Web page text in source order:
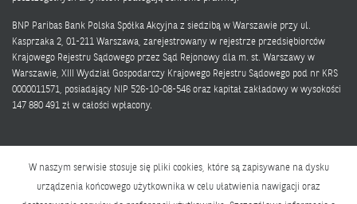
BNP Paribas Bank Polska Spółka Akcyjna z siedzibą w Warszawie przy ul.
Kasprzaka 2, 01-211 Warszawa, zarejestrowany w rejestrze przedsiębiorców
Krajowego Rejestru Sądowego przez Sąd Rejonowy dla m. st. Warszawy w
Warszawie, XIII Wydział Gospodarczy Krajowego Rejestru Sądowego pod nr KRS
0000011571, posiadający NIP 526-10-08-546 oraz kapitał zakładowy w wysokości
147 880 491 zł w całości wpłacony.
W naszym serwisie stosuje się pliki cookies, które są zapisywane na dysku
urządzenia końcowego użytkownika w celu ułatwienia nawigacji oraz